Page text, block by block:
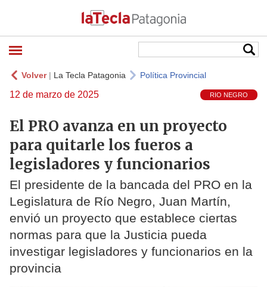
Volver| La Tecla Patagonia Política Provincial
12 de marzo de 2025 RIO NEGRO
El PRO avanza en un proyecto
para quitarle los fueros a
legisladores y funcionarios
El presidente de la bancada del PRO en la
Legislatura de Río Negro, Juan Martín,
envió un proyecto que establece ciertas
normas para que la Justicia pueda
investigar legisladores y funcionarios en la
provincia